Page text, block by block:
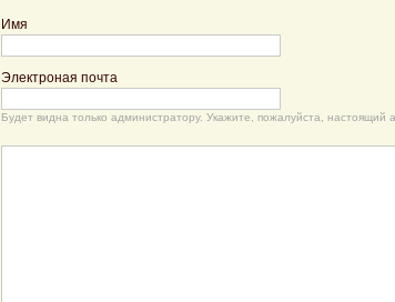
Имя
Электроная почта
Будет видна только администратору. Укажите, пожалуйста, настоящий